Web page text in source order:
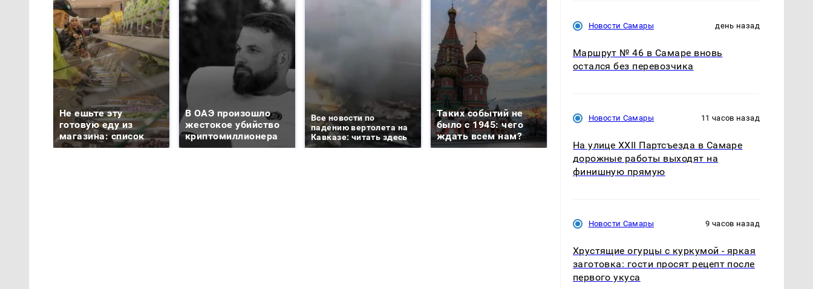
Не ешьте эту
готовую еду из
магазина: список
В ОАЭ произошло
жестокое убийство
криптомиллионера
Все новости по
падению вертолета на
Кавказе: читать здесь
Таких событий не
было с 1945: чего
ждать всем нам?
В магазинах России
полицейскую
машину напали и
Новости Самары день назад
Маршрут № 46 в Самаре вновь
остался без перевозчика
Новости Самары 11 часов назад
На улице XXII Партсъезда в Самаре
дорожные работы выходят на
финишную прямую
Новости Самары 9 часов назад
Хрустящие огурцы с куркумой - яркая
заготовка: гости просят рецепт после
первого укуса